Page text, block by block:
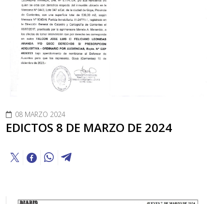
08 MARZO 2024
EDICTOS 8 DE MARZO DE 2024